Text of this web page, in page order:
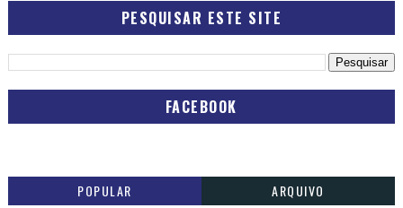
PESQUISAR ESTE SITE
FACEBOOK
POPULAR ARQUIVO